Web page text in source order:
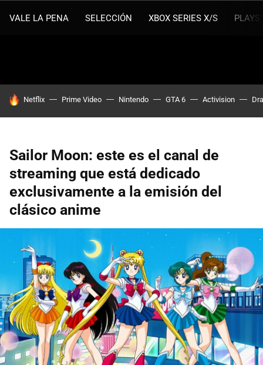
VALE LA PENA SELECCIÓN XBOX SERIES X/S
HOY SE HABLA DE
Netflix Prime Video Nintendo GTA 6 Activision
Sailor Moon: este es el canal de
streaming que está dedicado
exclusivamente a la emisión del
clásico anime